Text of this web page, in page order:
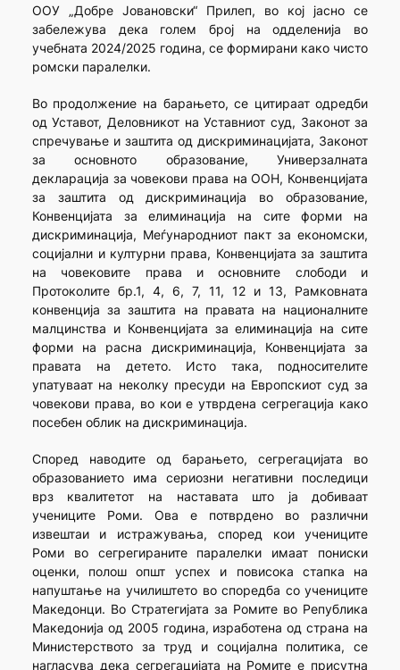
ООУ „Добре Јовановски“ Прилеп, во кој јасно се
забележува дека голем број на одделенија во
учебната 2024/2025 година, се формирани како чисто
ромски паралелки.
Во продолжение на барањето, се цитираат одредби
од Уставот, Деловникот на Уставниот суд, Законот за
спречување и заштита од дискриминацијата, Законот
за основното образование, Универзалната
декларација за човекови права на ООН, Конвенцијата
за заштита од дискриминација во образование,
Конвенцијата за елиминација на сите форми на
дискриминација, Меѓународниот пакт за економски,
социјални и културни права, Конвенцијата за заштита
на човековите права и основните слободи и
Протоколите бр.1, 4, 6, 7, 11, 12 и 13, Рамковната
конвенција за заштита на правата на националните
малцинства и Конвенцијата за елиминација на сите
форми на расна дискриминација, Конвенцијата за
правата на детето. Исто така, подносителите
упатуваат на неколку пресуди на Европскиот суд за
човекови права, во кои е утврдена сегрегација како
посебен облик на дискриминација.
Според наводите од барањето, сегрегацијата во
образованието има сериозни негативни последици
врз квалитетот на наставата што ја добиваат
учениците Роми. Ова е потврдено во различни
извештаи и истражувања, според кои учениците
Роми во сегрегираните паралелки имаат пониски
оценки, полош општ успех и повисока стапка на
напуштање на училиштето во споредба со учениците
Македонци. Во Стратегијата за Ромите во Република
Македонија од 2005 година, изработена од страна на
Министерството за труд и социјална политика, се
нагласува дека сегрегацијата на Ромите е присутна